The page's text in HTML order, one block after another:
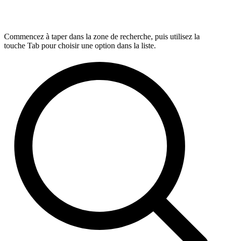
Commencez à taper dans la zone de recherche, puis utilisez la
touche Tab pour choisir une option dans la liste.